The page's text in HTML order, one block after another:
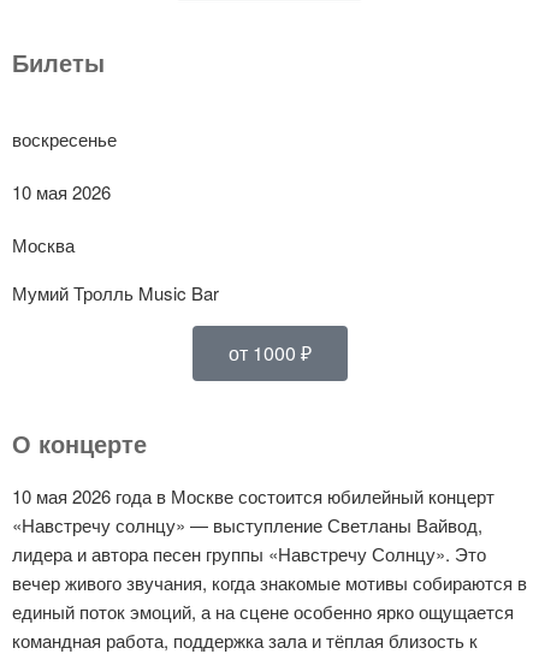
Билеты
воскресенье
10 мая 2026
Москва
Мумий Тролль Music Bar
от 1000 ₽
О концерте
10 мая 2026 года в Москве состоится юбилейный концерт
«Навстречу солнцу» — выступление Светланы Вайвод,
лидера и автора песен группы «Навстречу Солнцу». Это
вечер живого звучания, когда знакомые мотивы собираются в
единый поток эмоций, а на сцене особенно ярко ощущается
командная работа, поддержка зала и тёплая близость к